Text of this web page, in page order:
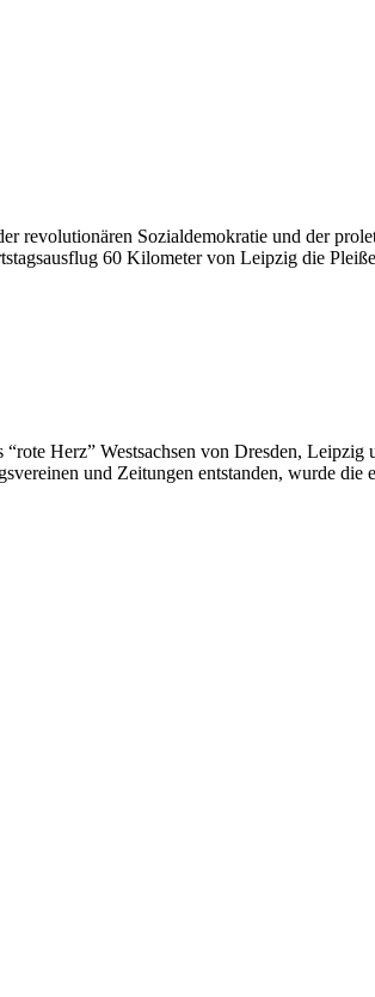
revolutionären Sozialdemokratie und der
60 Kilometer von Leipzig die
Herz” Westsachsen von Dresden, Leipzig
und Zeitungen entstanden, wurde